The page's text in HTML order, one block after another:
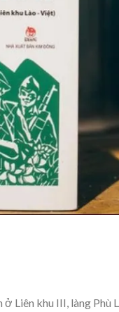
Liên khu III, làng Phù